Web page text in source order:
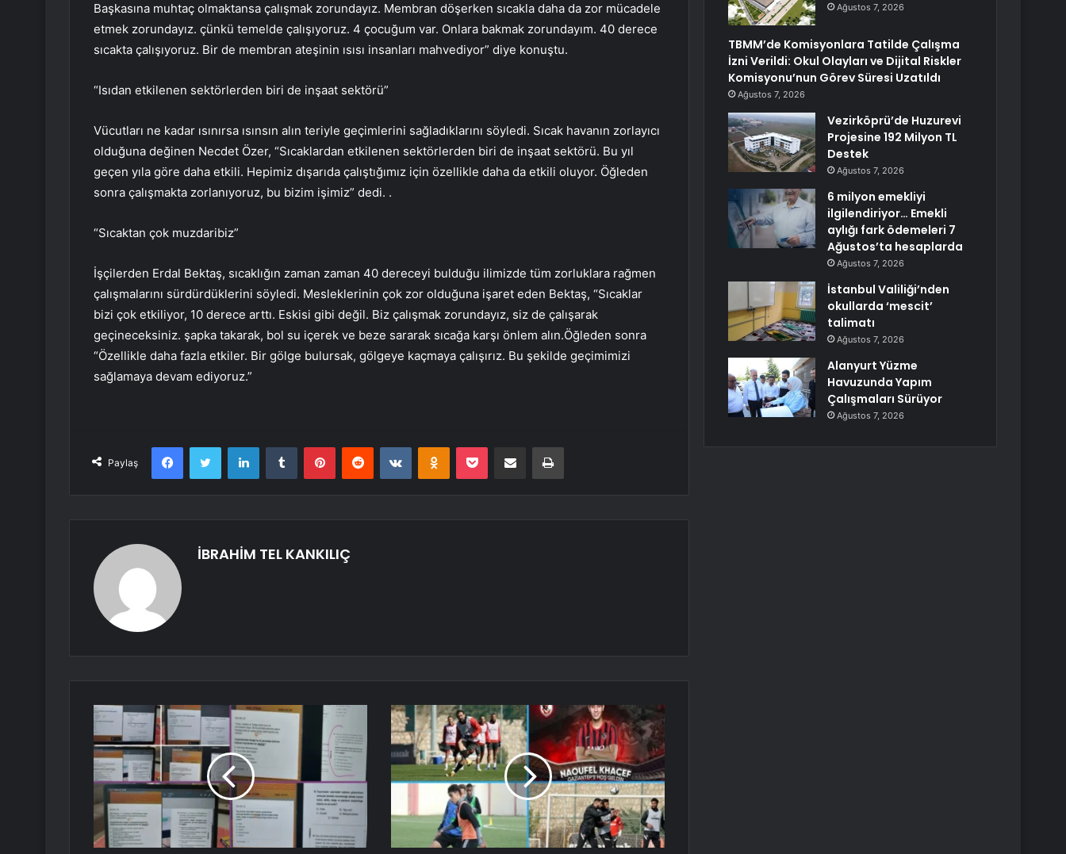
Başkasına muhtaç olmaktansa çalışmak zorundayız. Membran döşerken sıcakla daha da zor mücadele
etmek zorundayız. çünkü temelde çalışıyoruz. 4 çocuğum var. Onlara bakmak zorundayım. 40 derece
sıcakta çalışıyoruz. Bir de membran ateşinin ısısı insanları mahvediyor” diye konuştu.
“Isıdan etkilenen sektörlerden biri de inşaat sektörü”
Vücutları ne kadar ısınırsa ısınsın alın teriyle geçimlerini sağladıklarını söyledi. Sıcak havanın zorlayıcı
olduğuna değinen Necdet Özer, “Sıcaklardan etkilenen sektörlerden biri de inşaat sektörü. Bu yıl
geçen yıla göre daha etkili. Hepimiz dışarıda çalıştığımız için özellikle daha da etkili oluyor. Öğleden
sonra çalışmakta zorlanıyoruz, bu bizim işimiz” dedi. .
“Sıcaktan çok muzdaribiz”
İşçilerden Erdal Bektaş, sıcaklığın zaman zaman 40 dereceyi bulduğu ilimizde tüm zorluklara rağmen
çalışmalarını sürdürdüklerini söyledi. Mesleklerinin çok zor olduğuna işaret eden Bektaş, “Sıcaklar
bizi çok etkiliyor, 10 derece arttı. Eskisi gibi değil. Biz çalışmak zorundayız, siz de çalışarak
geçineceksiniz. şapka takarak, bol su içerek ve beze sararak sıcağa karşı önlem alın.Öğleden sonra
“Özellikle daha fazla etkiler. Bir gölge bulursak, gölgeye kaçmaya çalışırız. Bu şekilde geçimimizi
sağlamaya devam ediyoruz.”
Paylaş
FacebookTwitter LinkedInTumblr PinterestReddit VKontakteOdnoklassniki
Pocket E-Posta ile paylaş Yazdır
İBRAHİM TEL KANKILIÇ
Ağustos 7, 2026
TBMM’de Komisyonlara Tatilde Çalışma
İzni Verildi: Okul Olayları ve Dijital Riskler
Komisyonu’nun Görev Süresi Uzatıldı
Ağustos 7, 2026
Vezirköprü’de Huzurevi
Projesine 192 Milyon TL
Destek
Ağustos 7, 2026
6 milyon emekliyi
ilgilendiriyor… Emekli
aylığı fark ödemeleri 7
Ağustos’ta hesaplarda
Ağustos 7, 2026
İstanbul Valiliği’nden
okullarda ‘mescit’
talimatı
Ağustos 7, 2026
Alanyurt Yüzme
Havuzunda Yapım
Çalışmaları Sürüyor
Ağustos 7, 2026